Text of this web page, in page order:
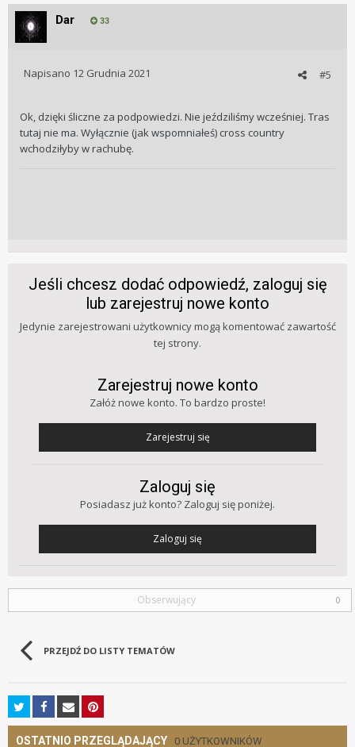
Dar 33
#5
Napisano 12 Grudnia 2021
Ok, dzięki śliczne za podpowiedzi. Nie jeździliśmy wcześniej. Tras
tutaj nie ma. Wyłącznie (jak wspomniałeś) cross country
wchodziłyby w rachubę.
Jeśli chcesz dodać odpowiedź, zaloguj się
lub zarejestruj nowe konto
Jedynie zarejestrowani użytkownicy mogą komentować zawartość
tej strony.
Zarejestruj nowe konto
Załóż nowe konto. To bardzo proste!
Zarejestruj się
Zaloguj się
Posiadasz już konto? Zaloguj się poniżej.
Zaloguj się
Obserwujący 0
PRZEJDŹ DO LISTY TEMATÓW
OSTATNIO PRZEGLĄDAJĄCY 0 UŻYTKOWNIKÓW